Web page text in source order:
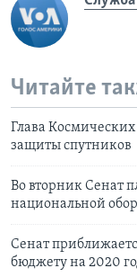
Читайте
Глава
защиты спутников
Во вторник Сенат
национальной
Сенат
бюджету на 2020